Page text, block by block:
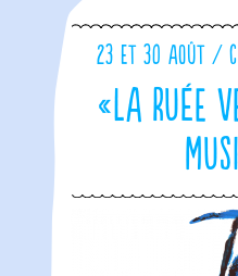
23 et 30 août /
«La Ruée